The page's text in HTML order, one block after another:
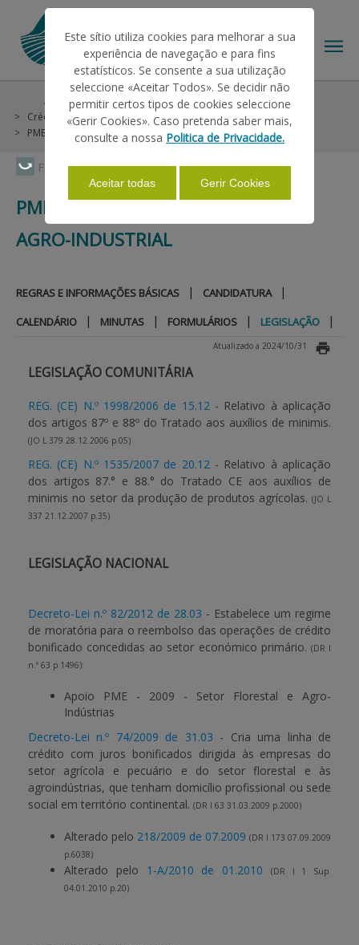
Faça Swipe para ver o menu
O IFAP
AJUDAS/APOIOS
INFORMAÇÕES
Ajudas/Apoios Outras Ajudas
Histórico
Crédito e Seguros
Linhas Especiais
PME 2009 - Sector Florestal e Agro-Industrial
Legislação
PME 2009 - SECTOR FLORESTAL E
AGRO-INDUSTRIAL
REGRAS E INFORMAÇÕES BÁSICAS | CANDIDATURA |
CALENDÁRIO | MINUTAS | FORMULÁRIOS | LEGISLAÇÃO |
Atualizado a 2024/10/31
LEGISLAÇÃO COMUNITÁRIA
REG. (CE) N.º 1998/2006 de 15.12- Relativo à aplicação
dos artigos 87º e 88º do Tratado aos auxílios de minimis.
(JO L 379 28.12.2006 p.05)
REG. (CE) N.º 1535/2007 de 20.12- Relativo à aplicação
dos artigos 87.° e 88.° do Tratado CE aos auxílios de
minimis no setor da produção de produtos agrícolas.(JO L
337 21.12.2007 p.35)
LEGISLAÇÃO NACIONAL
Decreto-Lei n.º 82/2012 de 28.03 - Estabelece um regime
de moratória para o reembolso das operações de crédito
bonificado concedidas ao setor económico primário. (DR I
n.º 63 p 1496):
Apoio PME - 2009 - Setor Florestal e Agro-
Indústrias
Decreto-Lei n.º 74/2009 de 31.03 - Cria uma linha de
crédito com juros bonificados dirigida às empresas do
setor agrícola e pecuário e do setor florestal e às
agroindústrias, que tenham domicílio profissional ou sede
social em território continental. (DR I 63 31.03.2009 p.2000)
Alterado pelo 218/2009 de 07.2009 (DR I 173 07.09.2009
p.6038)
Alterado pelo 1-A/2010 de 01.2010
(DR I 1 Sup.
04.01.2010 p.20)
Este sítio utiliza cookies para melhorar a sua
experiência de navegação e para fins
estatísticos. Se consente a sua utilização
seleccione «Aceitar Todos». Se decidir não
permitir certos tipos de cookies seleccione
«Gerir Cookies». Caso pretenda saber mais,
consulte a nossa Politica de Privacidade.
Aceitar todas Gerir Cookies